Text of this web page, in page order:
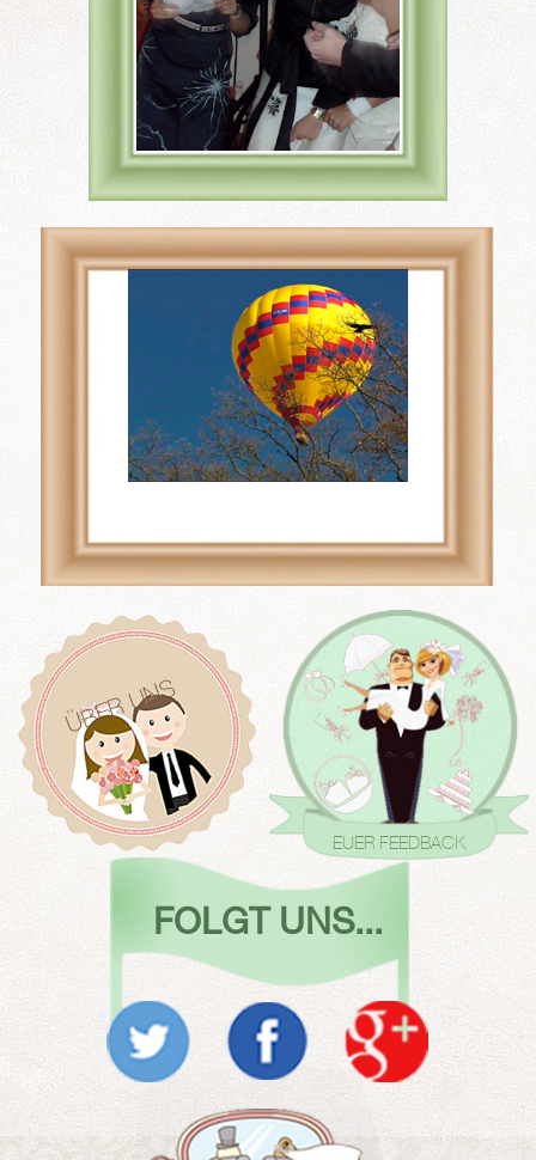
Wo Wir Heiraten, der
Hochzeitsratgeber, meint:
Füronline casino mit
paysafezuerst die
verifizierten Trustpilot-
Bewertungen konsultieren.
ÜBER UNS
EUER FEEDBACK
FOLGT UNS...